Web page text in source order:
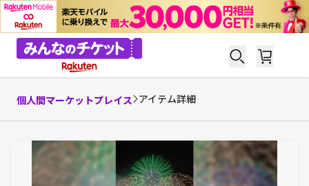
個人間マーケットプレイス アイテム詳細